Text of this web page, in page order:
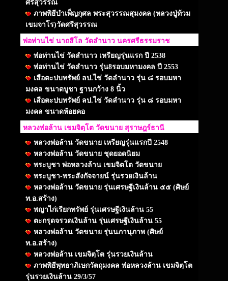
ศรีสุวรรณ
ภาพพิธีบำเพ็ญกุศล พระสุวรรณสุมงคล (หลวงปู่ท้วม
เขมจาโร)วัดศรีสุวรรณ
พ่อท่านไข่ นาถสีโล วัดลำนาว นครศรีธรรมราช
พ่อท่านไข่ วัดลำนาว เหรียญรุ่นแรก ปี 2538
พ่อท่านไข่ วัดลำนาว รุ่น8รอบมหามงคล ปี 2553
เสือตะปบทรัพย์ ลป.ไข่ วัดลำนาว รุ่น ๘ รอบมหา
มงคล ขนาดบูชา ฐานกว้าง 8 นิ้ว
เสือตะปบทรัพย์ ลป.ไข่ วัดลำนาว รุ่น ๘ รอบมหา
มงคล ขนาดห้อยคอ
หลวงพ่อล้าน เขมจิตฺโต วัดขนาย สุราษฎร์ธานี
หลวงพ่อล้าน วัดขนาย เหรียญรุ่นแรกปี 2548
หลวงพ่อล้าน วัดขนาย ชุดยอดนิยม
พระบูชา พ่อหลวงล้าน เขมจิตโต วัดขนาย
พระบูชา-พระสังกัจจายน์ รุ่นรวยเงินล้าน
หลวงพ่อล้าน วัดขนาย รุ่นเศรษฐีเงินล้าน ๕๕ (ศิษย์
ท.อ.สร้าง)
พญาไก่เรียกทรัพย์ รุ่นเศรษฐีเงินล้าน 55
ตะกรุดจรวดเงินล้าน รุ่นเศรษฐีเงินล้าน 55
หลวงพ่อล้าน วัดขนาย รุ่นนภานุภาพ (ศิษย์
ท.อ.สร้าง)
หลวงพ่อล้าน เขมจิตฺโต รุ่นรวยเงินล้าน
ภาพพิธีพุทธาภิเษกวัตถุมงคล พ่อหลวงล้าน เขมจิตฺโต
รุ่นรวยเงินล้าน 29/3/57